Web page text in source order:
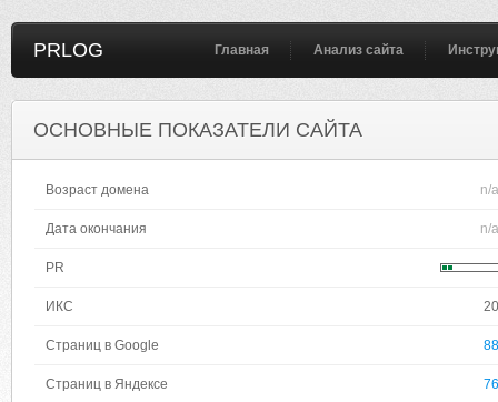
PRLOG Главная Анализ сайта
ОСНОВНЫЕ ПОКАЗАТЕЛИ САЙТА
Возраст домена n/a
Дата окончания n/a
PR
ИКС 20
Страниц в Google 88
Страниц в Яндексе 76